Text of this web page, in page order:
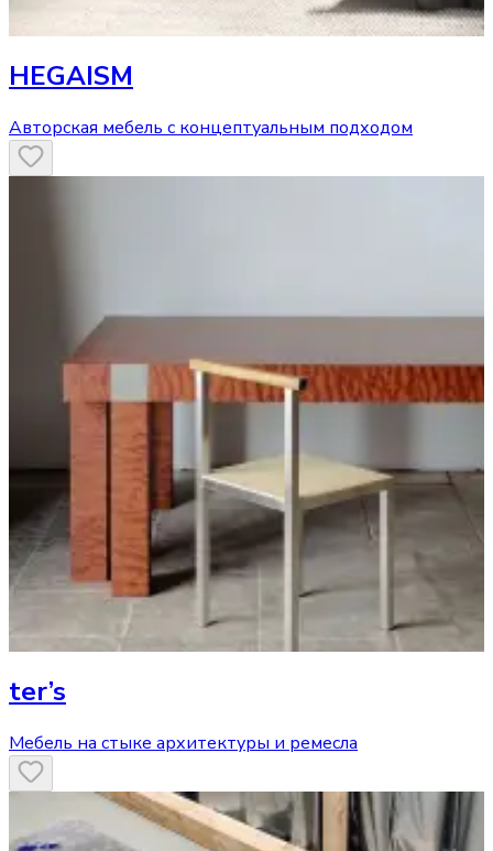
HEGAISM
Авторская мебель с концептуальным подходом
ter’s
Мебель на стыке архитектуры и ремесла